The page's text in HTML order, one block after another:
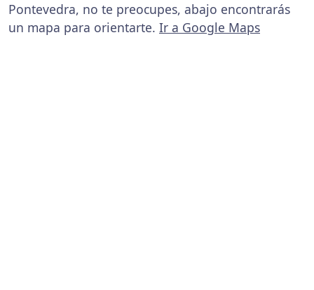
Pontevedra, no te preocupes, abajo encontrarás
un mapa para orientarte. Ir a Google Maps